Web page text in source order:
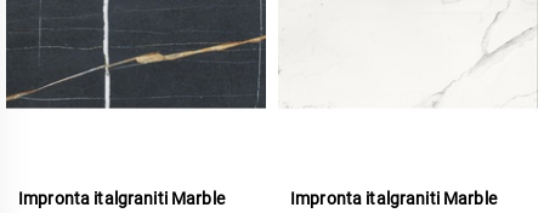
Impronta italgraniti Marble
Impronta italgraniti Marble